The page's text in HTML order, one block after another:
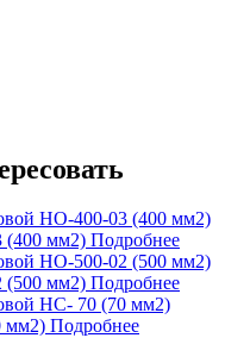
(400 мм2) Подробнее
(500 мм2) Подробнее
мм2) Подробнее